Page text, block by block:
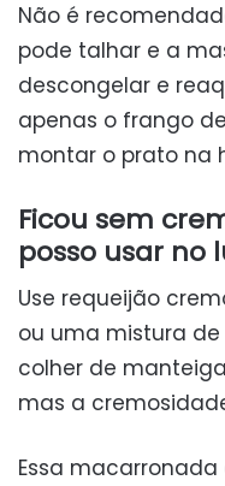
Não é
pode talhar e a
descongelar e
apenas o frango
montar o prato na
Ficou sem
posso usar no
Use requeijão
ou uma mistura
colher de
mas a
Essa